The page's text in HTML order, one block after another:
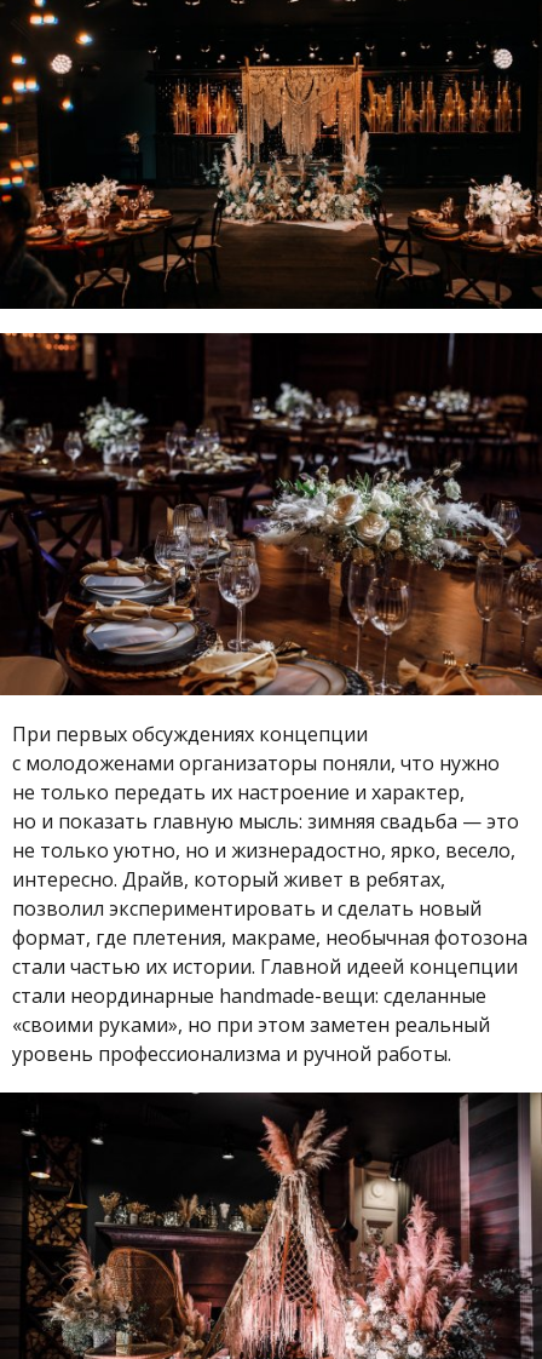
При первых обсуждениях концепции
с молодоженами организаторы поняли, что нужно
не только передать их настроение и характер,
но и показать главную мысль: зимняя свадьба — это
не только уютно, но и жизнерадостно, ярко, весело,
интересно. Драйв, который живет в ребятах,
позволил экспериментировать и сделать новый
формат, где плетения, макраме, необычная фотозона
стали частью их истории. Главной идеей концепции
стали неординарные handmade-вещи: сделанные
«своими руками», но при этом заметен реальный
уровень профессионализма и ручной работы.